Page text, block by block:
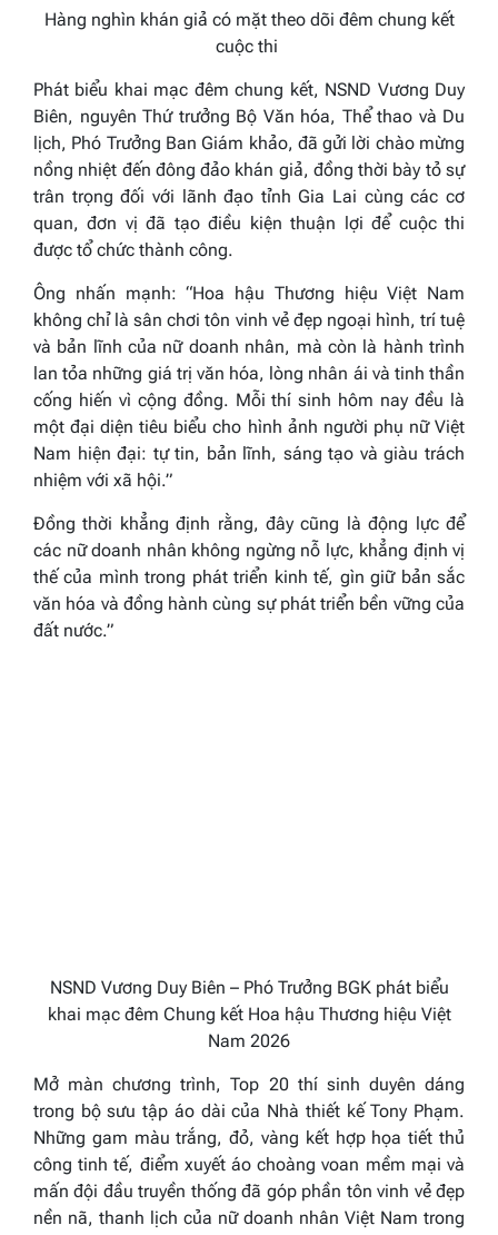
Hàng nghìn khán giả có mặt theo dõi đêm chung kết
cuộc thi
Phát biểu khai mạc đêm chung kết, NSND Vương Duy
Biên, nguyên Thứ trưởng Bộ Văn hóa, Thể thao và Du
lịch, Phó Trưởng Ban Giám khảo, đã gửi lời chào mừng
nồng nhiệt đến đông đảo khán giả, đồng thời bày tỏ sự
trân trọng đối với lãnh đạo tỉnh Gia Lai cùng các cơ
quan, đơn vị đã tạo điều kiện thuận lợi để cuộc thi
được tổ chức thành công.
Ông nhấn mạnh:“Hoa hậu Thương hiệu Việt Nam
không chỉ là sân chơi tôn vinh vẻ đẹp ngoại hình, trí tuệ
và bản lĩnh của nữ doanh nhân, mà còn là hành trình
lan tỏa những giá trị văn hóa, lòng nhân ái và tinh thần
cống hiến vì cộng đồng. Mỗi thí sinh hôm nay đều là
một đại diện tiêu biểu cho hình ảnh người phụ nữ Việt
Nam hiện đại: tự tin, bản lĩnh, sáng tạo và giàu trách
nhiệm với xã hội.”
Đồng thời khẳng định rằng, đây cũng là động lực để
các nữ doanh nhân không ngừng nỗ lực, khẳng định vị
thế của mình trong phát triển kinh tế, gìn giữ bản sắc
văn hóa và đồng hành cùng sự phát triển bền vững của
đất nước.”
NSND Vương Duy Biên – Phó Trưởng BGK phát biểu
khai mạc đêm Chung kết Hoa hậu Thương hiệu Việt
Nam 2026
Mở màn chương trình, Top 20 thí sinh duyên dáng
trong bộ sưu tập áo dài của Nhà thiết kế Tony Phạm.
Những gam màu trắng, đỏ, vàng kết hợp họa tiết thủ
công tinh tế, điểm xuyết áo choàng voan mềm mại và
mấn đội đầu truyền thống đã góp phần tôn vinh vẻ đẹp
nền nã, thanh lịch của nữ doanh nhân Việt Nam trong